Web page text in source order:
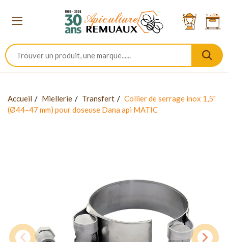
Accueil Miellerie Transfert
Collier de serrage inox 1,5"
(Ø44–47 mm) pour doseuse Dana api MATIC